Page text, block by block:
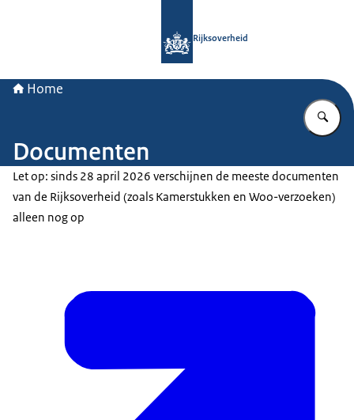
Rijksoverheid
Home
Documenten
Let op: sinds 28 april 2026 verschijnen de meeste documenten
van de Rijksoverheid (zoals Kamerstukken en Woo-verzoeken)
alleen nog op